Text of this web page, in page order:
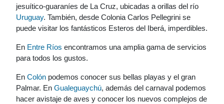
jesuítico-guaraníes de La Cruz, ubicadas a orillas del río
Uruguay. También, desde Colonia Carlos Pellegrini se
puede visitar los fantásticos Esteros del Iberá, imperdibles.
En Entre Ríos encontramos una amplia gama de servicios
para todos los gustos.
En Colón podemos conocer sus bellas playas y el gran
Palmar. En Gualeguaychú, además del carnaval podemos
hacer avistaje de aves y conocer los nuevos complejos de